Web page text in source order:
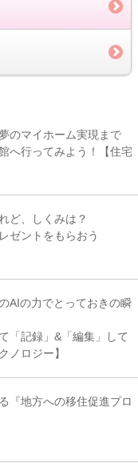
のマイホーム実現まで
へ行ってみよう！【住宅
ど、しくみは？
ゼントをもらおう
AIの力でとっておきの瞬
「記録」&「編集」して
ノロジー】
『地方への移住促進プロ